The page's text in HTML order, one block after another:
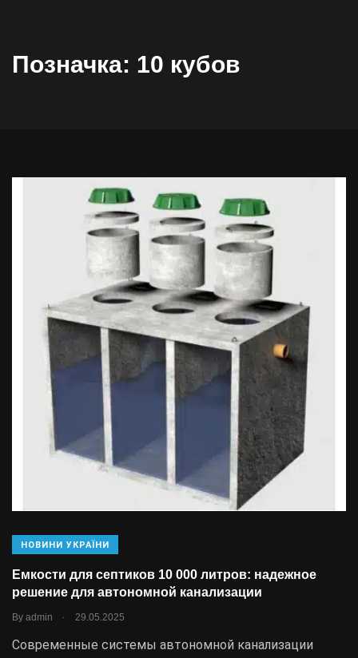
Позначка: 10 кубов
НОВИНИ УКРАЇНИ
Емкости для септиков 10 000 литров: надежное
решение для автономной канализации
By admin . 29.05.2025
Современные системы автономной канализации